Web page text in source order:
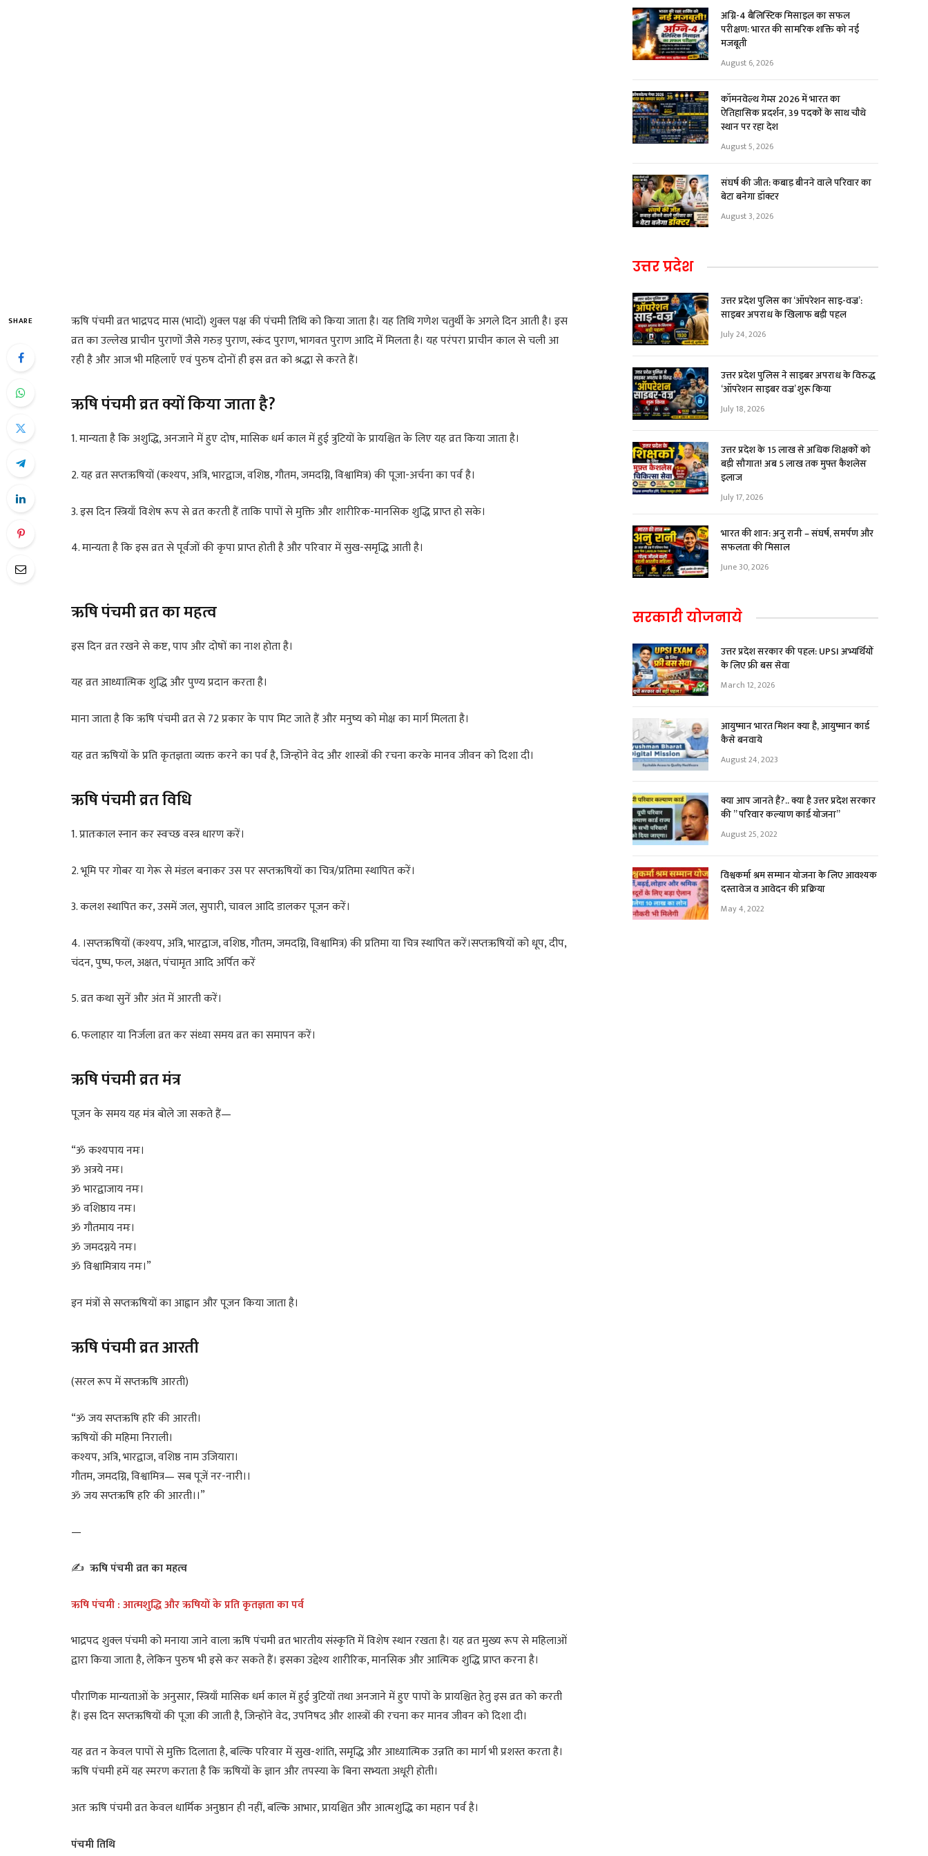
SHARE
ऋषि पंचमी व्रत भाद्रपद मास (भादों) शुक्ल पक्ष की पंचमी तिथि को किया जाता है। यह तिथि गणेश चतुर्थी के अगले दिन आती है। इस
व्रत का उल्लेख प्राचीन पुराणों जैसे गरुड़ पुराण, स्कंद पुराण, भागवत पुराण आदि में मिलता है। यह परंपरा प्राचीन काल से चली आ
रही है और आज भी महिलाएँ एवं पुरुष दोनों ही इस व्रत को श्रद्धा से करते हैं।
ऋषि पंचमी व्रत क्यों किया जाता है?
1. मान्यता है कि अशुद्धि, अनजाने में हुए दोष, मासिक धर्म काल में हुई त्रुटियों के प्रायश्चित के लिए यह व्रत किया जाता है।
2. यह व्रत सप्तऋषियों (कश्यप, अत्रि, भारद्वाज, वशिष्ठ, गौतम, जमदग्नि, विश्वामित्र) की पूजा-अर्चना का पर्व है।
3. इस दिन स्त्रियाँ विशेष रूप से व्रत करती हैं ताकि पापों से मुक्ति और शारीरिक-मानसिक शुद्धि प्राप्त हो सके।
4. मान्यता है कि इस व्रत से पूर्वजों की कृपा प्राप्त होती है और परिवार में सुख-समृद्धि आती है।
ऋषि पंचमी व्रत का महत्व
इस दिन व्रत रखने से कष्ट, पाप और दोषों का नाश होता है।
यह व्रत आध्यात्मिक शुद्धि और पुण्य प्रदान करता है।
माना जाता है कि ऋषि पंचमी व्रत से 72 प्रकार के पाप मिट जाते हैं और मनुष्य को मोक्ष का मार्ग मिलता है।
यह व्रत ऋषियों के प्रति कृतज्ञता व्यक्त करने का पर्व है, जिन्होंने वेद और शास्त्रों की रचना करके मानव जीवन को दिशा दी।
ऋषि पंचमी व्रत विधि
1. प्रातःकाल स्नान कर स्वच्छ वस्त्र धारण करें।
2. भूमि पर गोबर या गेरू से मंडल बनाकर उस पर सप्तऋषियों का चित्र/प्रतिमा स्थापित करें।
3. कलश स्थापित कर, उसमें जल, सुपारी, चावल आदि डालकर पूजन करें।
4. ।सप्तऋषियों (कश्यप, अत्रि, भारद्वाज, वशिष्ठ, गौतम, जमदग्नि, विश्वामित्र) की प्रतिमा या चित्र स्थापित करें।सप्तऋषियों को धूप, दीप,
चंदन, पुष्प, फल, अक्षत, पंचामृत आदि अर्पित करें
5. व्रत कथा सुनें और अंत में आरती करें।
6. फलाहार या निर्जला व्रत कर संध्या समय व्रत का समापन करें।
ऋषि पंचमी व्रत मंत्र
पूजन के समय यह मंत्र बोले जा सकते हैं—
“ॐ कश्यपाय नमः।
ॐ अत्रये नमः।
ॐ भारद्वाजाय नमः।
ॐ वशिष्ठाय नमः।
ॐ गौतमाय नमः।
ॐ जमदग्नये नमः।
ॐ विश्वामित्राय नमः।”
इन मंत्रों से सप्तऋषियों का आह्वान और पूजन किया जाता है।
ऋषि पंचमी व्रत आरती
(सरल रूप में सप्तऋषि आरती)
“ॐ जय सप्तऋषि हरि की आरती।
ऋषियों की महिमा निराली।
कश्यप, अत्रि, भारद्वाज, वशिष्ठ नाम उजियारा।
गौतम, जमदग्नि, विश्वामित्र— सब पूजें नर-नारी।।
ॐ जय सप्तऋषि हरि की आरती।।”
—
✍️ ऋषि पंचमी व्रत का महत्व
ऋषि पंचमी : आत्मशुद्धि और ऋषियों के प्रति कृतज्ञता का पर्व
भाद्रपद शुक्ल पंचमी को मनाया जाने वाला ऋषि पंचमी व्रत भारतीय संस्कृति में विशेष स्थान रखता है। यह व्रत मुख्य रूप से महिलाओं
द्वारा किया जाता है, लेकिन पुरुष भी इसे कर सकते हैं। इसका उद्देश्य शारीरिक, मानसिक और आत्मिक शुद्धि प्राप्त करना है।
पौराणिक मान्यताओं के अनुसार, स्त्रियाँ मासिक धर्म काल में हुई त्रुटियों तथा अनजाने में हुए पापों के प्रायश्चित हेतु इस व्रत को करती
हैं। इस दिन सप्तऋषियों की पूजा की जाती है, जिन्होंने वेद, उपनिषद और शास्त्रों की रचना कर मानव जीवन को दिशा दी।
यह व्रत न केवल पापों से मुक्ति दिलाता है, बल्कि परिवार में सुख-शांति, समृद्धि और आध्यात्मिक उन्नति का मार्ग भी प्रशस्त करता है।
ऋषि पंचमी हमें यह स्मरण कराता है कि ऋषियों के ज्ञान और तपस्या के बिना सभ्यता अधूरी होती।
अतः ऋषि पंचमी व्रत केवल धार्मिक अनुष्ठान ही नहीं, बल्कि आभार, प्रायश्चित और आत्मशुद्धि का महान पर्व है।
पंचमी तिथि
अग्नि-4 बैलिस्टिक मिसाइल का सफल
परीक्षण: भारत की सामरिक शक्ति को नई
मजबूती
August 6, 2026
कॉमनवेल्थ गेम्स 2026 में भारत का
ऐतिहासिक प्रदर्शन, 39 पदकों के साथ चौथे
स्थान पर रहा देश
August 5, 2026
संघर्ष की जीत: कबाड़ बीनने वाले परिवार का
बेटा बनेगा डॉक्टर
August 3, 2026
उत्तर प्रदेश
उत्तर प्रदेश पुलिस का ‘ऑपरेशन साइ-वज्र’:
साइबर अपराध के खिलाफ बड़ी पहल
July 24, 2026
उत्तर प्रदेश पुलिस ने साइबर अपराध के विरुद्ध
‘ऑपरेशन साइबर वज्र’ शुरू किया
July 18, 2026
उत्तर प्रदेश के 15 लाख से अधिक शिक्षकों को
बड़ी सौगात! अब ₹5 लाख तक मुफ्त कैशलेस
इलाज
July 17, 2026
भारत की शान: अनु रानी – संघर्ष, समर्पण और
सफलता की मिसाल
June 30, 2026
सरकारी योजनाये
उत्तर प्रदेश सरकार की पहल: UPSI अभ्यर्थियों
के लिए फ्री बस सेवा
March 12, 2026
आयुष्मान भारत मिशन क्या है, आयुष्मान कार्ड
कैसे बनवाये
August 24, 2023
क्या आप जानते हैं?.. क्या है उत्तर प्रदेश सरकार
की ” परिवार कल्याण कार्ड योजना”
August 25, 2022
विश्वकर्मा श्रम सम्मान योजना के लिए आवश्यक
दस्तावेज व आवेदन की प्रक्रिया
May 4, 2022